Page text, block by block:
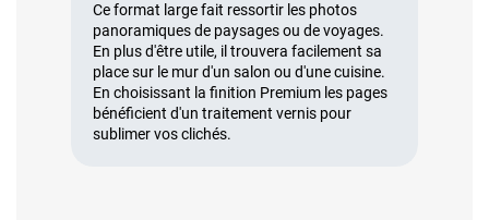
Ce format large fait ressortir les photos
panoramiques de paysages ou de voyages.
En plus d'être utile, il trouvera facilement sa
place sur le mur d'un salon ou d'une cuisine.
En choisissant la finition Premium les pages
bénéficient d'un traitement vernis pour
sublimer vos clichés.